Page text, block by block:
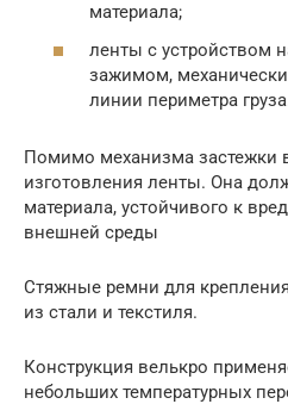
материала;
ленты с устройством
зажимом,
линии периметра
Помимо механизма застежки
изготовления ленты. Она
материала, устойчивого к
внешней среды
Стяжные ремни для
из стали и текстиля.
Конструкция велькро
небольших температурных